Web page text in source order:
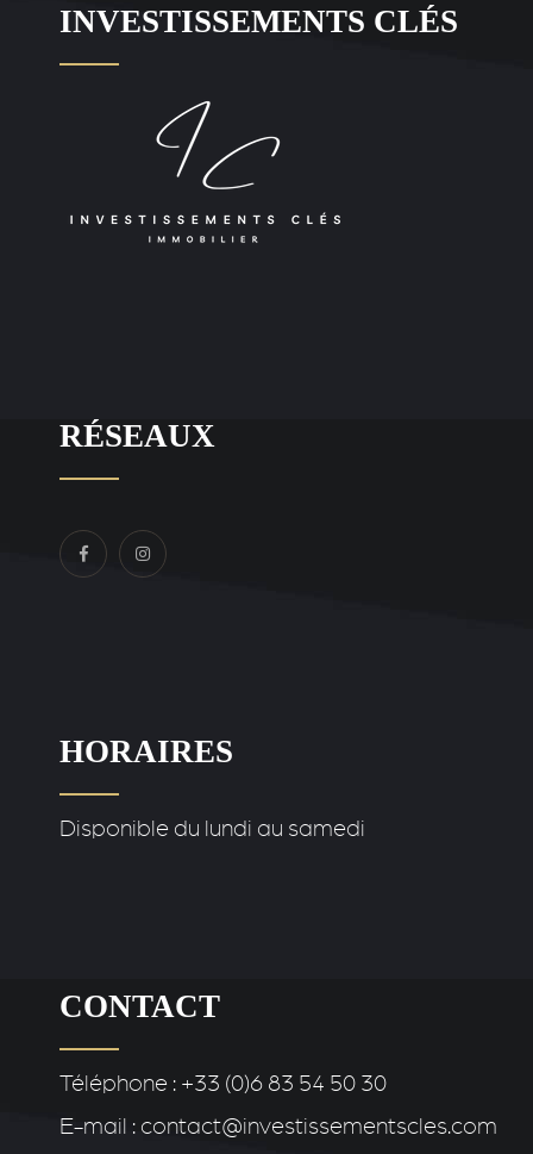
INVESTISSEMENTS CLÉS
RÉSEAUX
HORAIRES
Disponible du lundi au samedi
CONTACT
Téléphone : +33 (0)6 83 54 50 30
E-mail : contact@investissementscles.com